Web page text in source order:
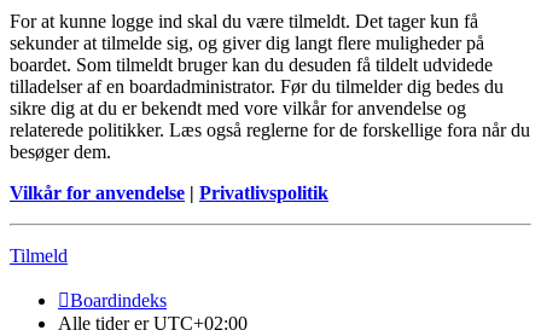
For at kunne logge ind skal du være tilmeldt. Det tager kun få
sekunder at tilmelde sig, og giver dig langt flere muligheder på
boardet. Som tilmeldt bruger kan du desuden få tildelt udvidede
tilladelser af en boardadministrator. Før du tilmelder dig bedes du
sikre dig at du er bekendt med vore vilkår for anvendelse og
relaterede politikker. Læs også reglerne for de forskellige fora når du
besøger dem.
Vilkår for anvendelse | Privatlivspolitik
Tilmeld
Boardindeks
Alle tider erUTC+02:00